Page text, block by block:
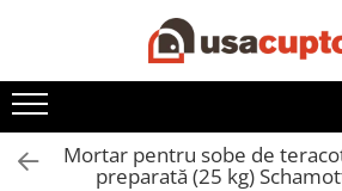
Accesorii si componente
Cuptor soba
Admisie aer pentru ardere
Mortar pentru sobe de
preparată (25 kg)